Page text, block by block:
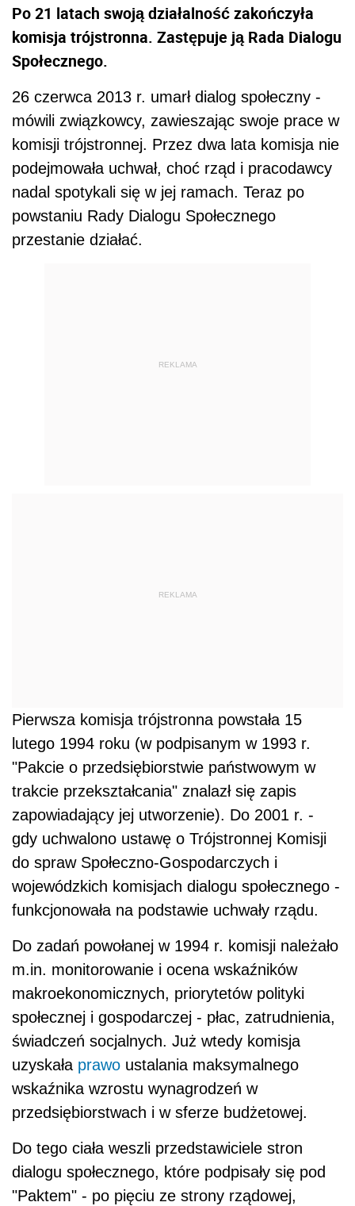
Po 21 latach swoją działalność zakończyła
komisja trójstronna. Zastępuje ją Rada Dialogu
Społecznego.
26 czerwca 2013 r. umarł dialog społeczny -
mówili związkowcy, zawieszając swoje prace w
komisji trójstronnej. Przez dwa lata komisja nie
podejmowała uchwał, choć rząd i pracodawcy
nadal spotykali się w jej ramach. Teraz po
powstaniu Rady Dialogu Społecznego
przestanie działać.
REKLAMA
REKLAMA
Pierwsza komisja trójstronna powstała 15
lutego 1994 roku (w podpisanym w 1993 r.
"Pakcie o przedsiębiorstwie państwowym w
trakcie przekształcania" znalazł się zapis
zapowiadający jej utworzenie). Do 2001 r. -
gdy uchwalono ustawę o Trójstronnej Komisji
do spraw Społeczno-Gospodarczych i
wojewódzkich komisjach dialogu społecznego -
funkcjonowała na podstawie uchwały rządu.
Do zadań powołanej w 1994 r. komisji należało
m.in. monitorowanie i ocena wskaźników
makroekonomicznych, priorytetów polityki
społecznej i gospodarczej - płac, zatrudnienia,
świadczeń socjalnych. Już wtedy komisja
uzyskała prawo ustalania maksymalnego
wskaźnika wzrostu wynagrodzeń w
przedsiębiorstwach i w sferze budżetowej.
Do tego ciała weszli przedstawiciele stron
dialogu społecznego, które podpisały się pod
"Paktem" - po pięciu ze strony rządowej,